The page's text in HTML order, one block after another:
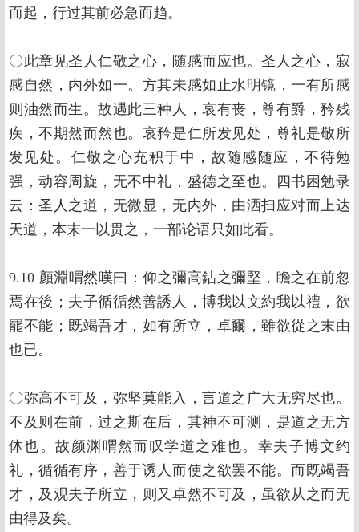
而起，行过其前必急而趋。
〇此章见圣人仁敬之心，随感而应也。圣人之心，寂
感自然，内外如一。方其未感如止水明镜，一有所感
则油然而生。故遇此三种人，哀有丧，尊有爵，矜残
疾，不期然而然也。哀矜是仁所发见处，尊礼是敬所
发见处。仁敬之心充积于中，故随感随应，不待勉
强，动容周旋，无不中礼，盛德之至也。四书困勉录
云：圣人之道，无微显，无内外，由洒扫应对而上达
天道，本末一以贯之，一部论语只如此看。
9.10 顏淵喟然嘆曰：仰之彌高鉆之彌堅，瞻之在前忽
焉在後；夫子循循然善誘人，博我以文約我以禮，欲
罷不能；既竭吾才，如有所立，卓爾，雖欲從之末由
也已。
〇弥高不可及，弥坚莫能入，言道之广大无穷尽也。
不及则在前，过之斯在后，其神不可测，是道之无方
体也。故颜渊喟然而叹学道之难也。幸夫子博文约
礼，循循有序，善于诱人而使之欲罢不能。而既竭吾
才，及观夫子所立，则又卓然不可及，虽欲从之而无
由得及矣。